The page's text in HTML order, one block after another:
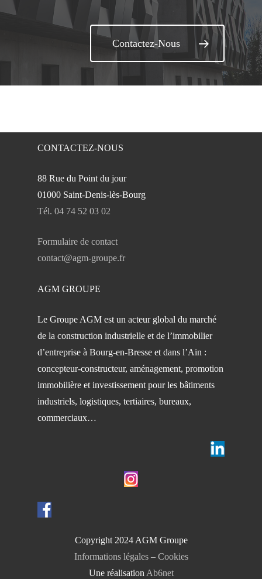
Contactez-Nous
CONTACTEZ-NOUS
88 Rue du Point du jour
01000 Saint-Denis-lès-Bourg
Tél. 04 74 52 03 02
Formulaire de contact
contact@agm-groupe.fr
AGM GROUPE
Le Groupe AGM est un acteur global du marché
de la construction industrielle et de l’immobilier
d’entreprise à Bourg-en-Bresse et dans l’Ain :
concepteur-constructeur, aménagement, promotion
immobilière et investissement pour les bâtiments
industriels, logistiques, tertiaires, bureaux,
commerciaux…
Copyright 2024 AGM Groupe
Informations légales– Cookies
Une réalisationAb6net